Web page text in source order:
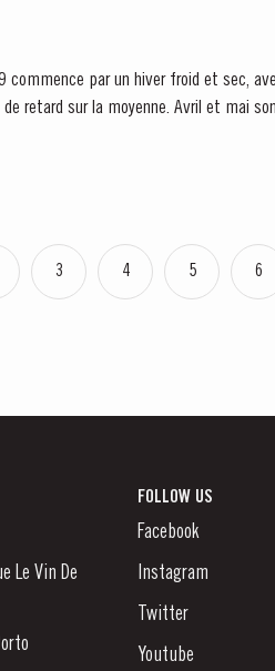
par un hiver froid et sec, avec très peu de pluie.
retard sur la moyenne. Avril et mai
3 4 5 6
Le Vin De
FOLLOW US
Facebook
Instagram
Twitter
Youtube